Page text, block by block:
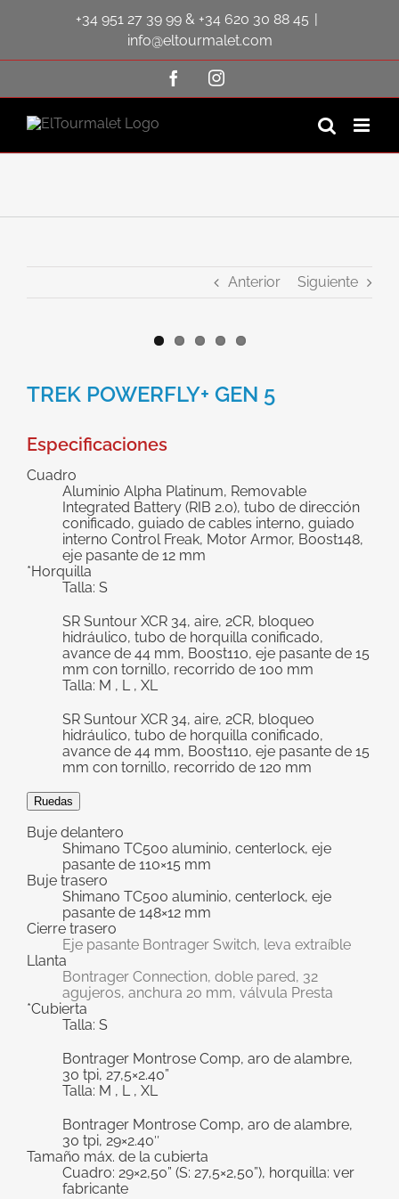
+34 951 27 39 99 & +34 620 30 88 45 |
info@eltourmalet.com
FacebookInstagram
Anterior Siguiente
más
grande
TREK POWERFLY+ GEN 5
Especificaciones
Cuadro
Aluminio Alpha Platinum, Removable
Integrated Battery (RIB 2.0), tubo de dirección
conificado, guiado de cables interno, guiado
interno Control Freak, Motor Armor, Boost148,
eje pasante de 12 mm
*Horquilla
Talla: S
SR Suntour XCR 34, aire, 2CR, bloqueo
hidráulico, tubo de horquilla conificado,
avance de 44 mm, Boost110, eje pasante de 15
mm con tornillo, recorrido de 100 mm
Talla: M , L , XL
SR Suntour XCR 34, aire, 2CR, bloqueo
hidráulico, tubo de horquilla conificado,
avance de 44 mm, Boost110, eje pasante de 15
mm con tornillo, recorrido de 120 mm
Ruedas
Buje delantero
Shimano TC500 aluminio, centerlock, eje
pasante de 110×15 mm
Buje trasero
Shimano TC500 aluminio, centerlock, eje
pasante de 148×12 mm
Cierre trasero
Eje pasante Bontrager Switch, leva extraíble
Llanta
Bontrager Connection, doble pared, 32
agujeros, anchura 20 mm, válvula Presta
*Cubierta
Talla: S
Bontrager Montrose Comp, aro de alambre,
30 tpi, 27,5×2.40”
Talla: M , L , XL
Bontrager Montrose Comp, aro de alambre,
30 tpi, 29×2.40″
Tamaño máx. de la cubierta
Cuadro: 29×2,50” (S: 27,5×2,50”), horquilla: ver
fabricante